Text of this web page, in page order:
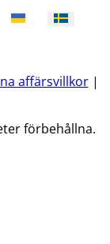
affärsvillkor|
förbehållna.